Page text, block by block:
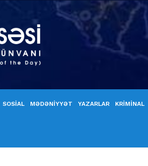
SOSİAL MƏDƏNİYYƏT YAZARLAR KRİMİNAL